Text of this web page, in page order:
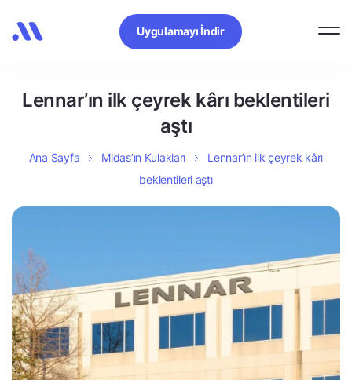
Uygulamayı İndir
Lennar’ın ilk çeyrek kârı beklentileri
aştı
Ana Sayfa Midas’ın Kulakları
Lennar’ın ilk çeyrek kârı
beklentileri aştı